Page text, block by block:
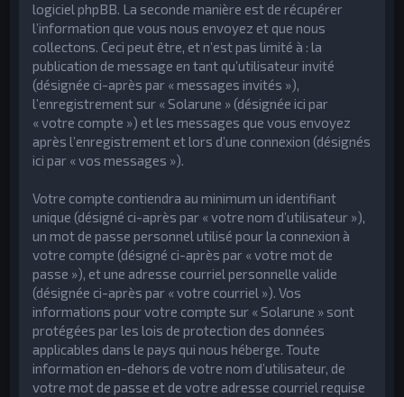
logiciel phpBB. La seconde manière est de récupérer
l’information que vous nous envoyez et que nous
collectons. Ceci peut être, et n’est pas limité à : la
publication de message en tant qu’utilisateur invité
(désignée ci-après par « messages invités »),
l’enregistrement sur « Solarune » (désignée ici par
« votre compte ») et les messages que vous envoyez
après l’enregistrement et lors d’une connexion (désignés
ici par « vos messages »).
Votre compte contiendra au minimum un identifiant
unique (désigné ci-après par « votre nom d’utilisateur »),
un mot de passe personnel utilisé pour la connexion à
votre compte (désigné ci-après par « votre mot de
passe »), et une adresse courriel personnelle valide
(désignée ci-après par « votre courriel »). Vos
informations pour votre compte sur « Solarune » sont
protégées par les lois de protection des données
applicables dans le pays qui nous héberge. Toute
information en-dehors de votre nom d’utilisateur, de
votre mot de passe et de votre adresse courriel requise